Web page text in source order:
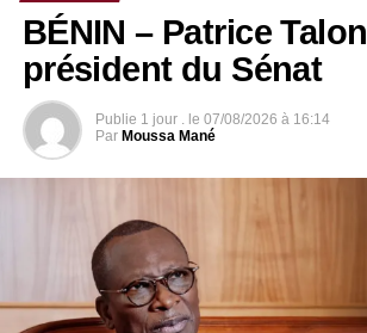
BÉNIN – Patrice
président du Sénat
Publie 1 jour . le 07/08/2026 à 16:14
Par Moussa Mané